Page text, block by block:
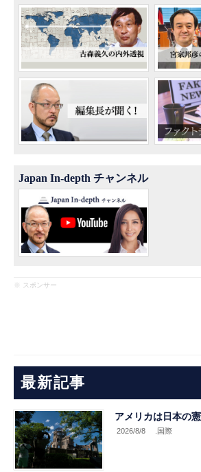
Japan In-depth チャンネル
※ スポンサー
最新記事
アメリカは日本の
2026/8/8 .国際